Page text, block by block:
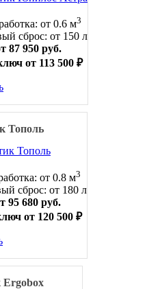
от 0.6 м3
сброс: от 150 л
87 950 руб.
от 113 500 ₽
Тополь
от 0.8 м3
сброс: от 180 л
95 680 руб.
от 120 500 ₽
Ergobox